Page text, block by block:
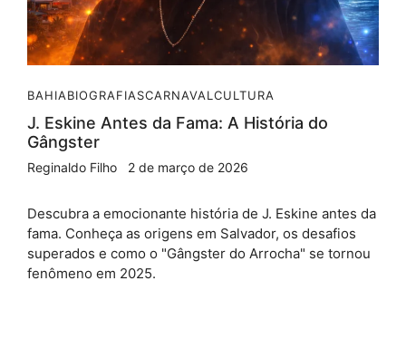
BAHIABIOGRAFIASCARNAVAL CULTURA
J. Eskine Antes da Fama: A História do
Gângster
Reginaldo Filho 2 de março de 2026
Descubra a emocionante história de J. Eskine antes da
fama. Conheça as origens em Salvador, os desafios
superados e como o "Gângster do Arrocha" se tornou
fenômeno em 2025.